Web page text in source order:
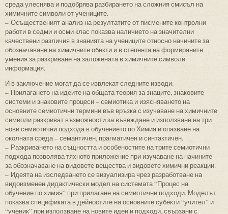
среда улеснява и подобрява разбирането на сложния смисъл на
химичните символи от учениците.
– Осъщественият анализ на резултатите от писмените контролни
работи в седми и осми клас показва наличието на значителни
качествени различия в знанията на учениците относно начините за
обозначаване на химичните обекти и в степента на формираните
умения за разкриване на заложената в химичните символи
информация.
И в заключение могат да се извлекат следните изводи:
– Прилагането на идеите на общата теория за знаците, знаковите
системи и знаковите процеси – семиотика и изясняването на
основните семиотични термини във връзка с изучаване на химичните
символи разкриват възможности за въвеждане и използване на три
нови семиотични подхода в обучението по Химия и опазване на
околната среда – семантичен, прагматичен и синтактичен.
– Разкриването на същността и особеностите на трите семиотични
подхода позволява тяхното приложение при изучаване на начините
за обозначаване на видовете вещества и видовете химични реакции.
– Идеята на изследването се визуализира чрез разработване на
видоизменен дидактически модел на системата “Процес на
обучение по химия” при прилагане на семиотични подходи. Моделът
показва спецификата в дейностите на основните субекти “учител” и
“ученик” при използване на новите идеи и подходи, свързани с